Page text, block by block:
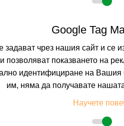
Google Tag
задават чрез нашия сайт и се
позволяват показването на
идентифициране на Вашия
им, няма да получавате
Научете